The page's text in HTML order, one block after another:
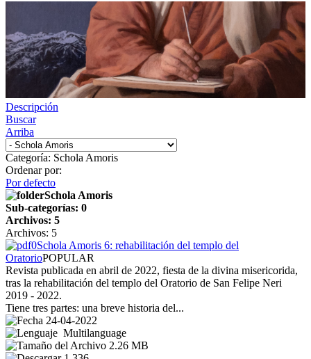
Descripción
Buscar
Arriba
Categoría: Schola Amoris
Ordenar por:
Por defecto
Schola Amoris
Sub-categorías: 0
Archivos: 5
Archivos: 5
Schola Amoris 6: rehabilitación del templo del
OratorioPOPULAR
Revista publicada en abril de 2022, fiesta de la divina misericorida,
tras la rehabilitación del templo del Oratorio de San Felipe Neri
2019 - 2022.
Tiene tres partes: una breve historia del...
24-04-2022
Multilanguage
2.26 MB